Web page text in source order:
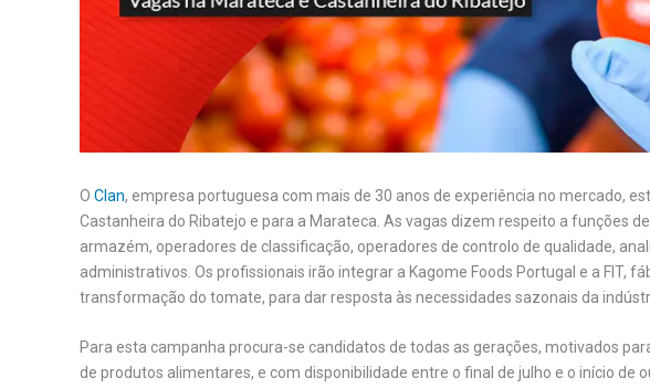
O Clan, empresa portuguesa com mais de 30 anos de experiência no mercado,
Castanheira do Ribatejo e para a Marateca. As vagas dizem respeito a funções
armazém, operadores de classificação, operadores de controlo de qualidade,
administrativos. Os profissionais irão integrar a Kagome Foods Portugal e a FIT,
transformação do tomate, para dar resposta às necessidades sazonais da
Para esta campanha procura-se candidatos de todas as gerações, motivados
de produtos alimentares, e com disponibilidade entre o final de julho e o início de